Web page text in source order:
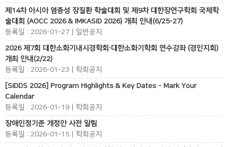
제14차 아시아 염증성 장질환 학술대회 및 제9차 대한장연구학회 국제학
술대회 (AOCC 2026 & IMKASID 2026) 개최 안내(6/25-27)
등록일 : 2026-01-27 | 일반공지
2026 제7회 대한소화기내시경학회∙대한소화기학회 연수강좌 (경인지회)
개최 안내(2/22)
등록일 : 2026-01-23 | 학회공지
[SIDDS 2026] Program Highlights & Key Dates - Mark Your
Calendar
등록일 : 2026-01-19 | 학회공지
장애인정기준 개정안 사전 알림
등록일 : 2026-01-15 | 학회공지